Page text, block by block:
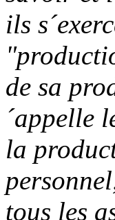
ils
de sa
´appelle
la
tous les